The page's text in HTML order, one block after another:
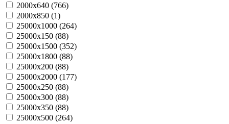
2000х640 (766)
2000х850 (1)
25000х1000 (264)
25000х150 (88)
25000х1500 (352)
25000х1800 (88)
25000х200 (88)
25000х2000 (177)
25000х250 (88)
25000х300 (88)
25000х350 (88)
25000х500 (264)